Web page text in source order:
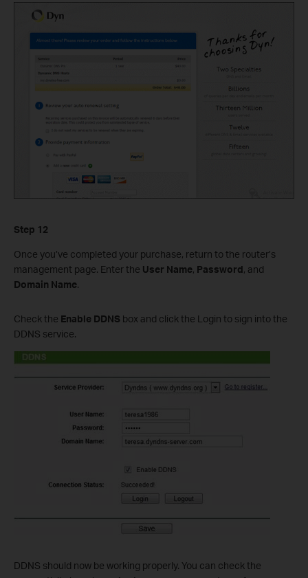
Step 12
Once you’ve completed your purchase, return to the router’s
management page. Enter the User Name, Password, and
Domain Name.
Check the Enable DDNS box and click the Login to sign into the
DDNS service.
DDNS should now be working properly. You can check the